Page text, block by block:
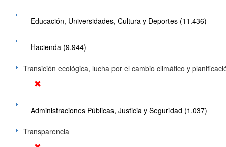
Educación, Universidades, Cultura y Deportes (11.436)
Hacienda (9.944)
Transición ecológica, lucha por el cambio climático y
Administraciones Públicas, Justicia y Seguridad (1.037)
Transparencia